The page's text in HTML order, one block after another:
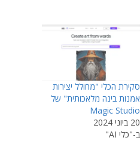
סקירת הכלי "מחולל יצירות
אמנות בינה מלאכותית" של
Magic Studio
20 ביוני 2024
ב-"כלי AI"